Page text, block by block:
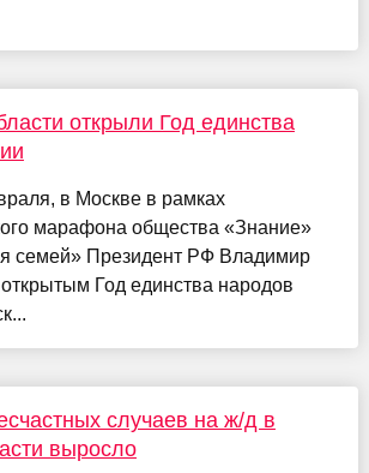
открыли Год единства
в Москве в рамках
марафона общества «Знание»
семей» Президент РФ Владимир
Год единства народов
случаев на ж/д в
выросло